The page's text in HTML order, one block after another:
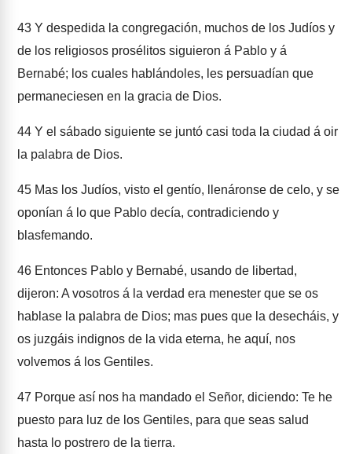
43 Y despedida la congregación, muchos de los Judíos y
de los religiosos prosélitos siguieron á Pablo y á
Bernabé; los cuales hablándoles, les persuadían que
permaneciesen en la gracia de Dios.
44 Y el sábado siguiente se juntó casi toda la ciudad á oir
la palabra de Dios.
45 Mas los Judíos, visto el gentío, llenáronse de celo, y se
oponían á lo que Pablo decía, contradiciendo y
blasfemando.
46 Entonces Pablo y Bernabé, usando de libertad,
dijeron: A vosotros á la verdad era menester que se os
hablase la palabra de Dios; mas pues que la desecháis, y
os juzgáis indignos de la vida eterna, he aquí, nos
volvemos á los Gentiles.
47 Porque así nos ha mandado el Señor, diciendo: Te he
puesto para luz de los Gentiles, para que seas salud
hasta lo postrero de la tierra.